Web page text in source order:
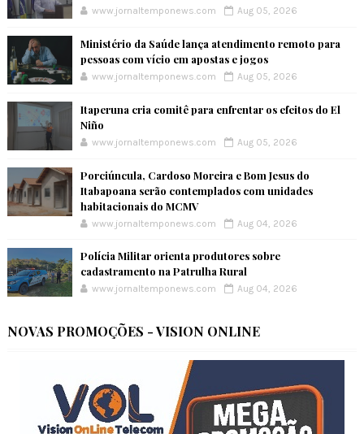
www.jornaltemponews.com Aug 05, 2026
Ministério da Saúde lança atendimento remoto para
pessoas com vício em apostas e jogos
www.jornaltemponews.com Aug 05, 2026
Itaperuna cria comitê para enfrentar os efeitos do El
Niño
www.jornaltemponews.com Aug 05, 2026
Porciúncula, Cardoso Moreira e Bom Jesus do
Itabapoana serão contemplados com unidades
habitacionais do MCMV
www.jornaltemponews.com Aug 04, 2026
Polícia Militar orienta produtores sobre
cadastramento na Patrulha Rural
www.jornaltemponews.com Aug 04, 2026
NOVAS PROMOÇÕES - VISION ONLINE